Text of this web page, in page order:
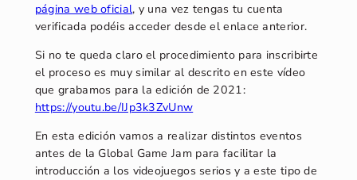
página web oficial, y una vez tengas tu cuenta
verificada podéis acceder desde el enlace anterior.
Si no te queda claro el procedimiento para inscribirte
el proceso es muy similar al descrito en este vídeo
que grabamos para la edición de 2021:
https://youtu.be/IJp3k3ZvUnw
En esta edición vamos a realizar distintos eventos
antes de la Global Game Jam para facilitar la
introducción a los videojuegos serios y a este tipo de